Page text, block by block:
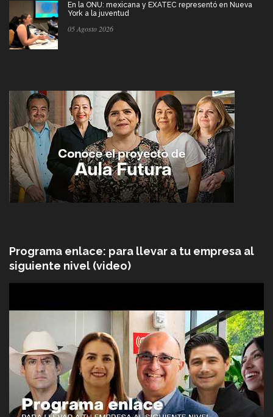
En la ONU: mexicana y EXATEC representó en Nueva
York a la juventud
05 Agosto 2026
Programa enlace: para llevar a tu empresa al
siguiente nivel (video)